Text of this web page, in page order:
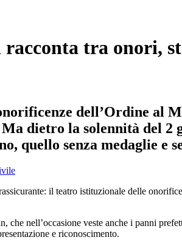
tra onori,
dell’Ordine al
dietro la solennità del 2
quello senza medaglie e
il teatro istituzionale delle
che nell’occasione veste anche i panni
e riconoscimento.